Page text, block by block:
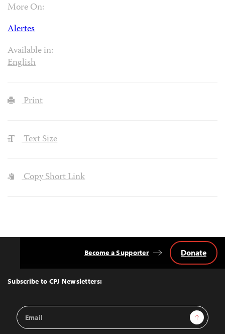
More On:
Alertes
Available in:
English
Print
Text Size
Copy Short Link
Top
Subscribe to CPJ Newsletters:
Email
Address
Sign Up
Become a Supporter Donate